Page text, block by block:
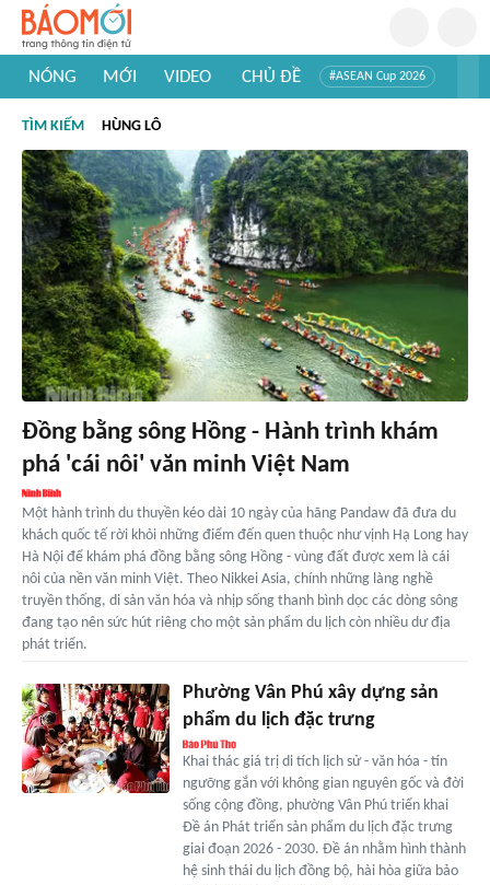
NÓNG MỚI VIDEO CHỦ ĐỀ #ASEAN Cup 2026
#Khám phá thế giới
TÌM KIẾM HÙNG LÔ
Đồng bằng sông Hồng - Hành trình khám
phá 'cái nôi' văn minh Việt Nam
Một hành trình du thuyền kéo dài 10 ngày của hãng Pandaw đã đưa du
khách quốc tế rời khỏi những điểm đến quen thuộc như vịnh Hạ Long hay
Hà Nội để khám phá đồng bằng sông Hồng - vùng đất được xem là cái
nôi của nền văn minh Việt. Theo Nikkei Asia, chính những làng nghề
truyền thống, di sản văn hóa và nhịp sống thanh bình dọc các dòng sông
đang tạo nên sức hút riêng cho một sản phẩm du lịch còn nhiều dư địa
phát triển.
Phường Vân Phú xây dựng sản
phẩm du lịch đặc trưng
Khai thác giá trị di tích lịch sử - văn hóa - tín
ngưỡng gắn với không gian nguyên gốc và đời
sống cộng đồng, phường Vân Phú triển khai
Đề án Phát triển sản phẩm du lịch đặc trưng
giai đoạn 2026 - 2030. Đề án nhằm hình thành
hệ sinh thái du lịch đồng bộ, hài hòa giữa bảo